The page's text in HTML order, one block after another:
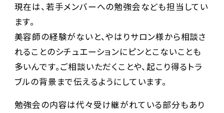
現在は、若手メンバーへの勉強会なども担当してい
ます。
美容師の経験がないと、やはりサロン様から相談さ
れることのシチュエーションにピンとこないことも
多いんです。ご相談いただくことや、起こり得るトラ
ブルの背景まで伝えるようにしています。
勉強会の内容は代々受け継がれている部分もあり